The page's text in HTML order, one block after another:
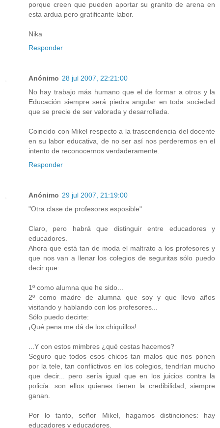
porque creen que pueden aportar su granito de arena en
esta ardua pero gratificante labor.
Nika
Responder
Anónimo 28 jul 2007, 22:21:00
No hay trabajo más humano que el de formar a otros y la
Educación siempre será piedra angular en toda sociedad
que se precie de ser valorada y desarrollada.
Coincido con Mikel respecto a la trascendencia del docente
en su labor educativa, de no ser así nos perderemos en el
intento de reconocernos verdaderamente.
Responder
Anónimo 29 jul 2007, 21:19:00
"Otra clase de profesores esposible"
Claro, pero habrá que distinguir entre educadores y
educadores.
Ahora que está tan de moda el maltrato a los profesores y
que nos van a llenar los colegios de seguritas sólo puedo
decir que:
1º como alumna que he sido...
2º como madre de alumna que soy y que llevo años
visitando y hablando con los profesores...
Sólo puedo decirte:
¡Qué pena me dá de los chiquillos!
...Y con estos mimbres ¿qué cestas hacemos?
Seguro que todos esos chicos tan malos que nos ponen
por la tele, tan conflictivos en los colegios, tendrían mucho
que decir... pero sería igual que en los juicios contra la
policía: son ellos quienes tienen la credibilidad, siempre
ganan.
Por lo tanto, señor Mikel, hagamos distinciones: hay
educadores y educadores.